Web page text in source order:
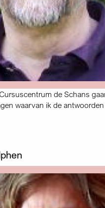
de Schans
waarvan ik de